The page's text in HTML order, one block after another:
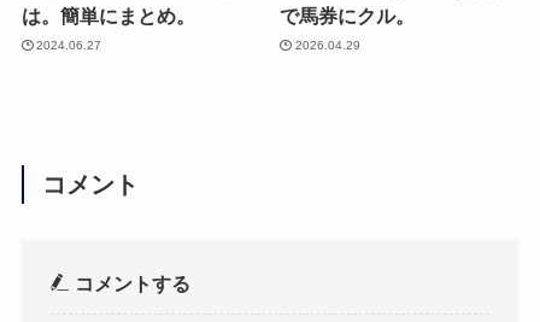
は。簡単にまとめ。
2024.06.27
で馬券にクル。
2026.04.29
コメント
コメントする